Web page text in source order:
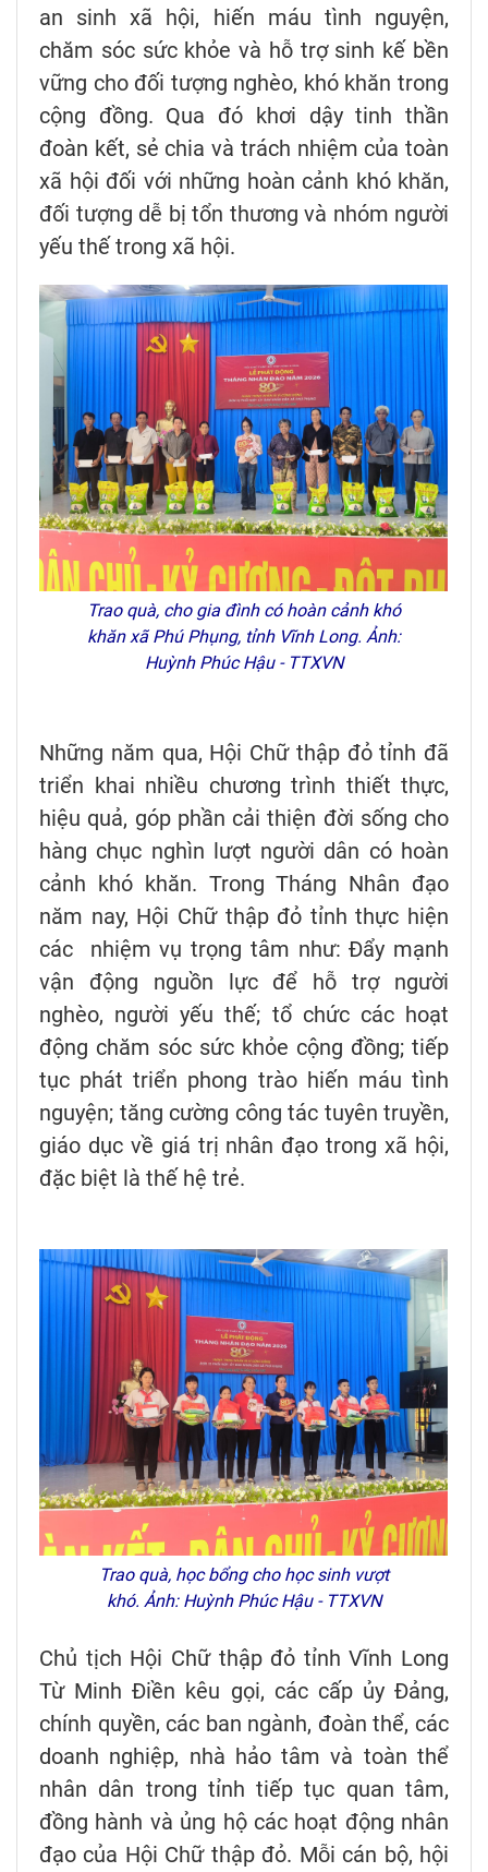
an sinh xã hội, hiến máu tình nguyện,
chăm sóc sức khỏe và hỗ trợ sinh kế bền
vững cho đối tượng nghèo, khó khăn trong
cộng đồng. Qua đó khơi dậy tinh thần
đoàn kết, sẻ chia và trách nhiệm của toàn
xã hội đối với những hoàn cảnh khó khăn,
đối tượng dễ bị tổn thương và nhóm người
yếu thế trong xã hội.
Trao quà, cho gia đình có hoàn cảnh khó
khăn xã Phú Phụng, tỉnh Vĩnh Long. Ảnh:
Huỳnh Phúc Hậu - TTXVN
Những năm qua, Hội Chữ thập đỏ tỉnh đã
triển khai nhiều chương trình thiết thực,
hiệu quả, góp phần cải thiện đời sống cho
hàng chục nghìn lượt người dân có hoàn
cảnh khó khăn. Trong Tháng Nhân đạo
năm nay, Hội Chữ thập đỏ tỉnh thực hiện
các nhiệm vụ trọng tâm như: Đẩy mạnh
vận động nguồn lực để hỗ trợ người
nghèo, người yếu thế; tổ chức các hoạt
động chăm sóc sức khỏe cộng đồng; tiếp
tục phát triển phong trào hiến máu tình
nguyện; tăng cường công tác tuyên truyền,
giáo dục về giá trị nhân đạo trong xã hội,
đặc biệt là thế hệ trẻ.
Trao quà, học bổng cho học sinh vượt
khó. Ảnh: Huỳnh Phúc Hậu - TTXVN
Chủ tịch Hội Chữ thập đỏ tỉnh Vĩnh Long
Từ Minh Điền kêu gọi, các cấp ủy Đảng,
chính quyền, các ban ngành, đoàn thể, các
doanh nghiệp, nhà hảo tâm và toàn thể
nhân dân trong tỉnh tiếp tục quan tâm,
đồng hành và ủng hộ các hoạt động nhân
đạo của Hội Chữ thập đỏ. Mỗi cán bộ, hội